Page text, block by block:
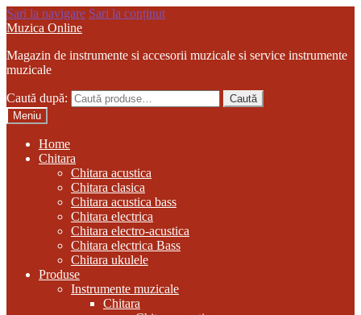
Sari la navigare Sari la conținut
Muzica Online
Magazin de instrumente si accesorii muzicale si service instrumente
muzicale
Caută după:
Caută
Meniu
Home
Chitara
Chitara acustica
Chitara clasica
Chitara acustica bass
Chitara electrica
Chitara electro-acustica
Chitara electrica Bass
Chitara ukulele
Produse
Instrumente muzicale
Chitara